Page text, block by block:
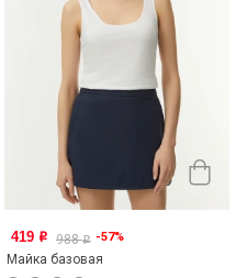
419 o 988o -57%
Майка базовая